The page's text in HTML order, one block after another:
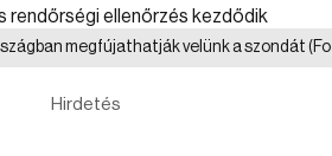
megfújathatják velünk a szondát
Hirdetés